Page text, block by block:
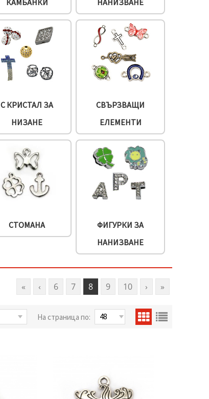
КАМБАНКИ
НАНИЗВАНЕ
С КРИСТАЛ ЗА
НИЗАНЕ
СВЪРЗВАЩИ
ЕЛЕМЕНТИ
СТОМАНА
ФИГУРКИ ЗА
НАНИЗВАНЕ
« ‹ 6 7 8 9 10 › »
На страница по: